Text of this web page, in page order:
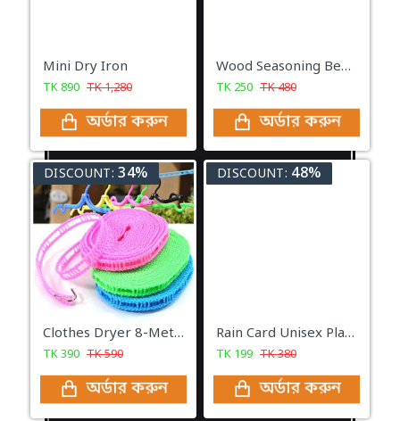
Mini Dry Iron
TK890 TK1,280
অর্ডার করুন
Wood Seasoning Beewax
TK 250 TK480
অর্ডার করুন
DISCOUNT: 34%
Clothes Dryer 8-Meter Non-slip
TK390 TK590
অর্ডার করুন
DISCOUNT: 48%
Rain Card Unisex Plastic
TK 199 TK380
অর্ডার করুন